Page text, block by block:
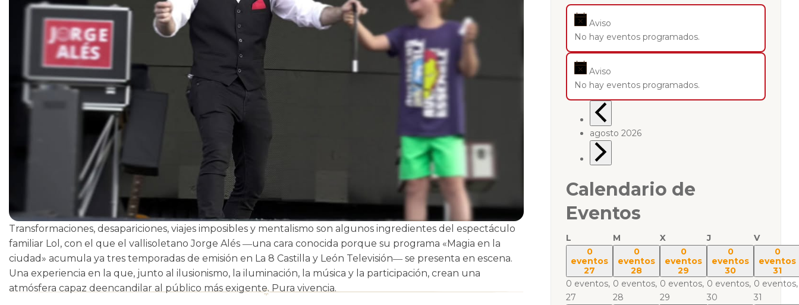
Transformaciones, desapariciones, viajes imposibles y mentalismo son algunos ingredientes del espectáculo
familiar Lol, con el que el vallisoletano Jorge Alés ―una cara conocida porque su programa «Magia en la
ciudad» acumula ya tres temporadas de emisión en La 8 Castilla y León Televisión― se presenta en escena.
Una experiencia en la que, junto al ilusionismo, la iluminación, la música y la participación, crean una
atmósfera capaz deencandilar al público más exigente. Pura vivencia.
Aviso
No hay eventos programados.
Aviso
No hay eventos programados.
agosto 2026
Calendario de
Eventos
L M X J
V
0
eventos
27
0 eventos,
27
0
eventos
28
0 eventos,
28
0
eventos
29
0 eventos,
29
0
eventos
30
0 eventos,
30
0
eventos
31
0 eventos,
31